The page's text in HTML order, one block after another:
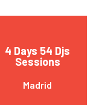
4 Days 54 Djs
Sessions
Madrid